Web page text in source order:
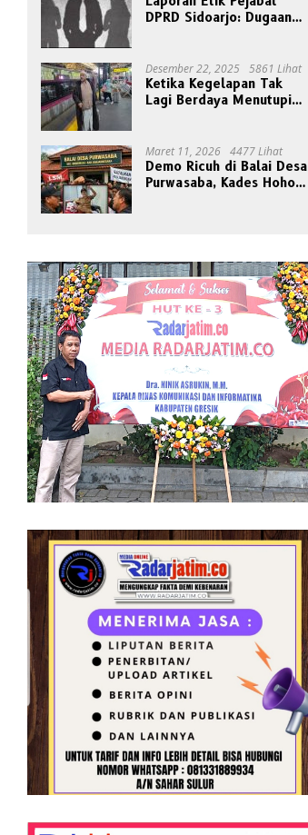
DPRD Sidoarjo: Dugaan
Desember 22, 2025 5861 Lihat
Ketika Kegelapan Tak
Lagi Berdaya Menutupi
Maret 11, 2026 4477 Lihat
Demo Ricuh di Balai Desa
Purwasaba, Kades Hoho